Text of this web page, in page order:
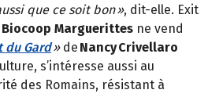
que ce soit bon », dit-elle. Exit
Biocoop Marguerittes ne vend
du Gard»de Nancy Crivellaro
s’intéresse aussi au
des Romains, résistant à